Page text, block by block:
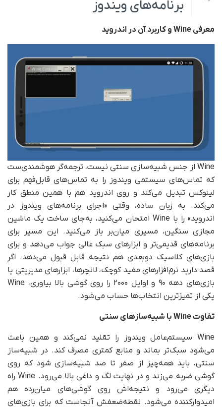
برنامه‌های ویندوز
معرفی و کاربرد آن در اندروید
Wine از جنس شبیه‌سازی سنتی نیست، ترجمه‌گر هوشمندی‌ست
که تماس‌های سیستمی ویندوز را به تماس‌های قابل‌فهم برای
لینوکس تبدیل می‌کند و روی اندروید هم با همین منطق کار
می‌کند. به زبان ساده، وقتی «اجرای برنامه‌های ویندوز در
اندروید» را با Wine امتحان می‌کنید، به‌جای ساخت یک ماشین
مجازی سنگین، مسیری میان‌بر باز می‌کنید. این مسیر برای
برنامه‌های قدیمی‌تر و ابزارهای سبک عالی جواب می‌دهد و برای
بازی‌های کلاسیک دوبعدی هم نتیجه قابل قبول می‌دهد. اگر
قصد دارید نرم‌افزارهای مفید کوچک، لانچرها، ابزارهای مدیریتی یا
بازی‌های دهه ۹۰ و اوایل ۲۰۰۰ را روی گوشی بالا بیاوری، Wine
یکی از تمیزترین انتخاب‌ها حساب می‌شود.
تفاوت با شبیه‌سازهای سنتی
Wine سیستم‌عامل ویندوز را تقلید نمی‌کند و همین باعث
می‌شود سبک‌تر بماند و منابع کمتری مصرف کند. در شبیه‌ساز
سنتی، باید همه‌چیز از صفر تا صد شبیه‌سازی شود که روی
گوشی ضربه می‌زند و در نهایت لگ و داغی بالا می‌رود. Wine راه
دیگری می‌رود و نتیجه‌اش روی گوشی‌های میان‌رده هم
امیدوارکننده می‌شود. نقطه‌ضعفش آنجاست که برای بازی‌های